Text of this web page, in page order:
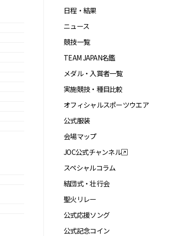
日程・結果
ニュース
競技一覧
TEAM JAPAN名鑑
メダル・入賞者一覧
実施競技・種目比較
オフィシャルスポーツウエア
公式服装
会場マップ
JOC公式チャンネル
スペシャルコラム
結団式・壮行会
聖火リレー
公式応援ソング
公式記念コイン